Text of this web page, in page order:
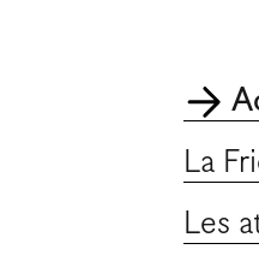
La
Les